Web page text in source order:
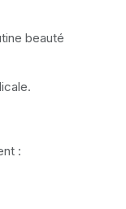
beauté
: